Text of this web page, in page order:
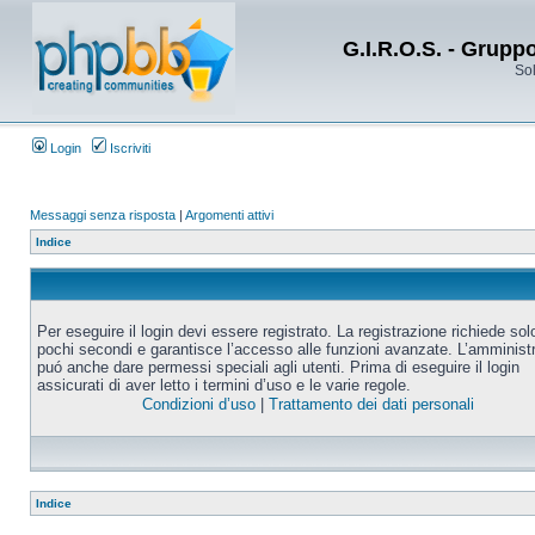
G.I.R.O.S. -
Login Iscriviti
Messaggi senza risposta | Argomenti attivi
Indice
Per eseguire il login devi essere registrato. La registrazione richiede
pochi secondi e garantisce l’accesso alle funzioni avanzate.
puó anche dare permessi speciali agli utenti. Prima di eseguire il login
assicurati di aver letto i termini d’uso e le varie regole.
Condizioni d’uso| Trattamento dei dati personali
Indice